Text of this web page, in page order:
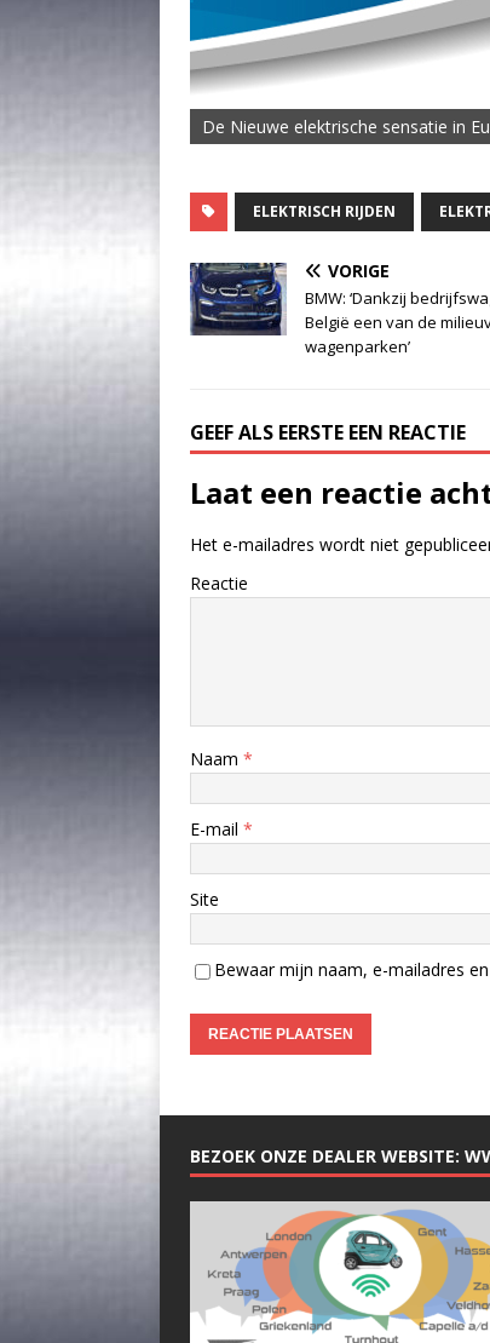
De Nieuwe elektrische sensatie in
ELEKTRISCH RIJDEN
VORIGE
BMW: ‘Dankzij
België een van de
wagenparken’
GEEF ALS EERSTE EEN REACTIE
Laat een reactie
Het e-mailadres wordt niet
Reactie
Naam *
E-mail *
Site
Bewaar mijn naam, e-mailadres
BEZOEK ONZE DEALER WEBSITE: